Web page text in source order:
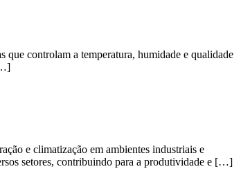
que controlam a temperatura, humidade e qualidade
e climatização em ambientes industriais e
setores, contribuindo para a produtividade e […]